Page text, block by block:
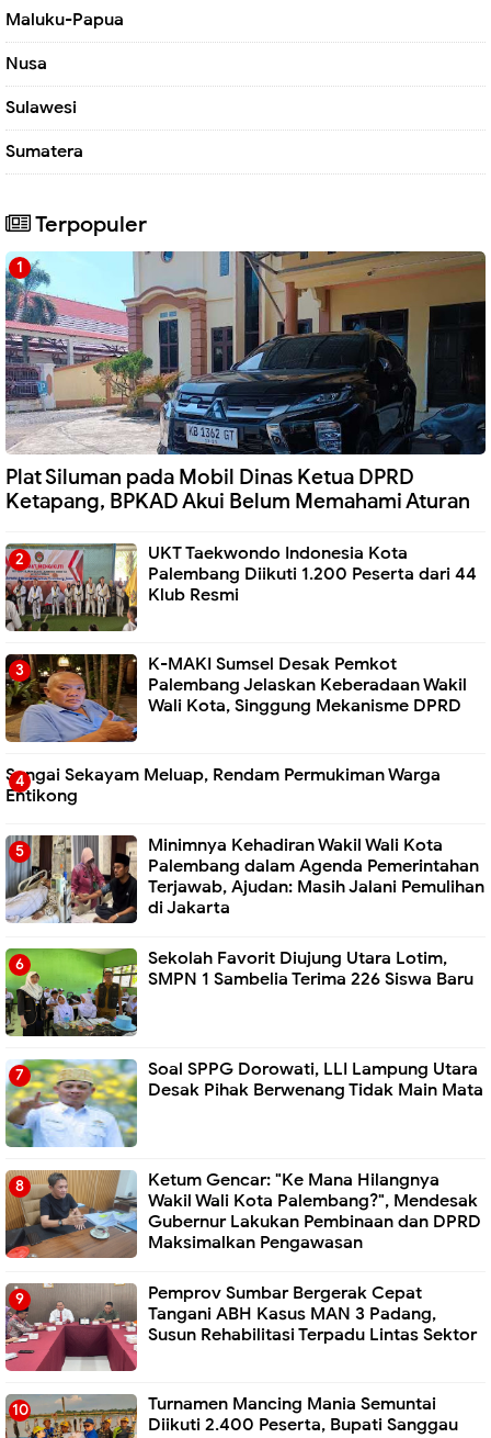
Maluku-Papua
Nusa
Sulawesi
Sumatera
Terpopuler
Plat Siluman pada Mobil Dinas Ketua DPRD
Ketapang, BPKAD Akui Belum Memahami Aturan
UKT Taekwondo Indonesia Kota
Palembang Diikuti 1.200 Peserta dari 44
Klub Resmi
K-MAKI Sumsel Desak Pemkot
Palembang Jelaskan Keberadaan Wakil
Wali Kota, Singgung Mekanisme DPRD
Sungai Sekayam Meluap, Rendam Permukiman Warga
Entikong
Minimnya Kehadiran Wakil Wali Kota
Palembang dalam Agenda Pemerintahan
Terjawab, Ajudan: Masih Jalani Pemulihan
di Jakarta
Sekolah Favorit Diujung Utara Lotim,
SMPN 1 Sambelia Terima 226 Siswa Baru ‎
Soal SPPG Dorowati, LLI Lampung Utara
Desak Pihak Berwenang Tidak Main Mata
Ketum Gencar: "Ke Mana Hilangnya
Wakil Wali Kota Palembang?", Mendesak
Gubernur Lakukan Pembinaan dan DPRD
Maksimalkan Pengawasan
Pemprov Sumbar Bergerak Cepat
Tangani ABH Kasus MAN 3 Padang,
Susun Rehabilitasi Terpadu Lintas Sektor
Turnamen Mancing Mania Semuntai
Diikuti 2.400 Peserta, Bupati Sanggau